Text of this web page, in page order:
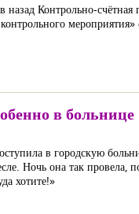
назад Контрольно-
в больнице
в городскую
Ночь она так провела,
хотите!»